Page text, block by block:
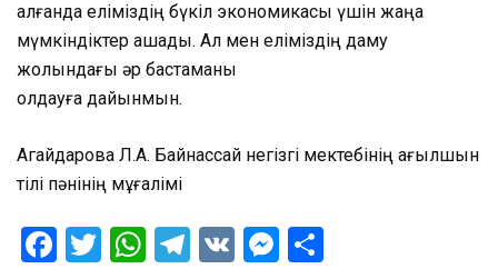
алғанда еліміздің бүкіл экономикасы үшін жаңа
мүмкіндіктер ашады. Ал мен еліміздің даму
жолындағы әр бастаманы
қолдауға дайынмын.
Агайдарова Л.А. Байнассай негізгі мектебінің ағылшын
тілі пәнінің мұғалімі
Facebook
Twitter
WhatsApp
Telegram
VK Messenger